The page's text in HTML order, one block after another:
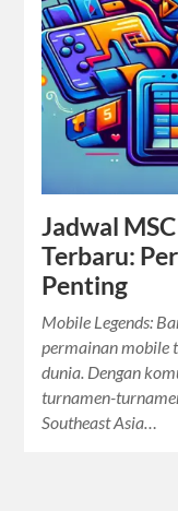
Jadwal
Terbaru:
Penting
Mobile Legends:
permainan mobile
dunia. Dengan
turnamen-
Southeast Asia…